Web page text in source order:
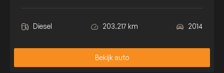
Diesel 203.217 km 2014
Bekijk auto
Bekijk auto